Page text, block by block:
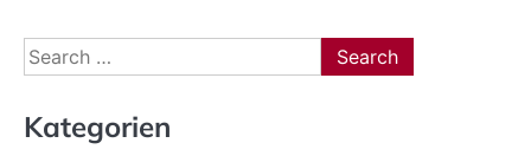
Search
for:
Kategorien